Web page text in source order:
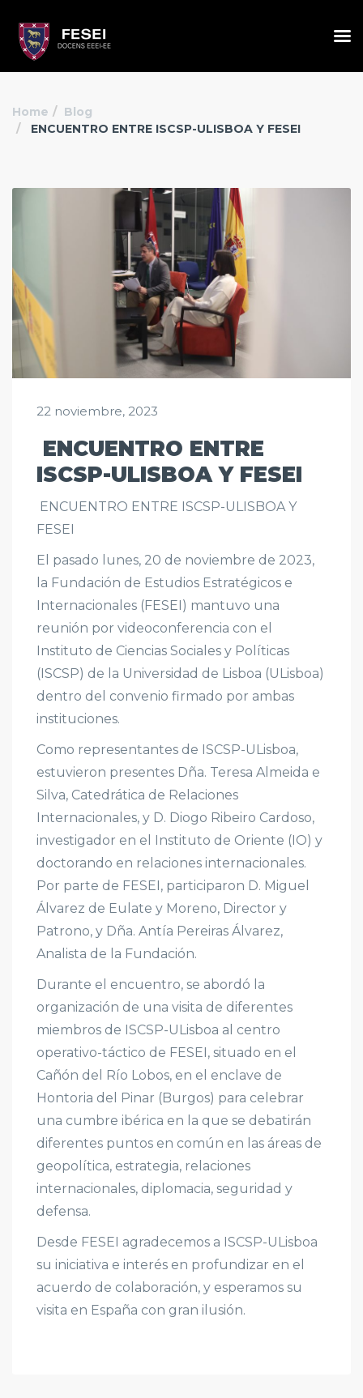
Home
Blog
ENCUENTRO ENTRE ISCSP-ULISBOA Y FESEI
22 noviembre, 2023
ENCUENTRO ENTRE
ISCSP-ULISBOA Y FESEI
ENCUENTRO ENTRE ISCSP-ULISBOA Y
FESEI
El pasado lunes, 20 de noviembre de 2023,
la Fundación de Estudios Estratégicos e
Internacionales (FESEI) mantuvo una
reunión por videoconferencia con el
Instituto de Ciencias Sociales y Políticas
(ISCSP) de la Universidad de Lisboa (ULisboa)
dentro del convenio firmado por ambas
instituciones.
Como representantes de ISCSP-ULisboa,
estuvieron presentes Dña. Teresa Almeida e
Silva, Catedrática de Relaciones
Internacionales, y D. Diogo Ribeiro Cardoso,
investigador en el Instituto de Oriente (IO) y
doctorando en relaciones internacionales.
Por parte de FESEI, participaron D. Miguel
Álvarez de Eulate y Moreno, Director y
Patrono, y Dña. Antía Pereiras Álvarez,
Analista de la Fundación.
Durante el encuentro, se abordó la
organización de una visita de diferentes
miembros de ISCSP-ULisboa al centro
operativo-táctico de FESEI, situado en el
Cañón del Río Lobos, en el enclave de
Hontoria del Pinar (Burgos) para celebrar
una cumbre ibérica en la que se debatirán
diferentes puntos en común en las áreas de
geopolítica, estrategia, relaciones
internacionales, diplomacia, seguridad y
defensa.
Desde FESEI agradecemos a ISCSP-ULisboa
su iniciativa e interés en profundizar en el
acuerdo de colaboración, y esperamos su
visita en España con gran ilusión.